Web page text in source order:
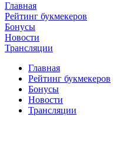
Главная
Рейтинг букмекеров
Бонусы
Новости
Трансляции
Главная
Рейтинг букмекеров
Бонусы
Новости
Трансляции